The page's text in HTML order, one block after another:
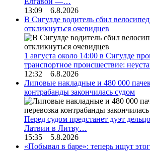
13:09 6.8.2026
В Сигулде водитель сбил
откликнуться очевидцев
1 августа около 14:00 в Сигулде
транспортное происшествие:
12:32 6.8.2026
Липовые накладные и 480 000 пачек
контрабанды закончилась судом
Перед судом предстанет дуэт
Латвии в Литву…
15:35 5.8.2026
«Побывал в баре»: теперь ищут